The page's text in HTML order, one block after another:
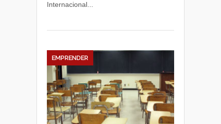
Internacional...
EMPRENDER